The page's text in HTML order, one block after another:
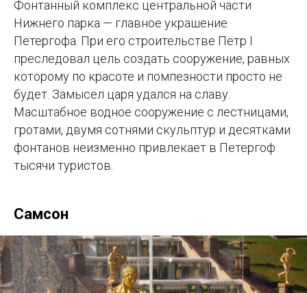
Фонтанный комплекс центральной части
Нижнего парка — главное украшение
Петергофа. При его строительстве Пётр I
преследовал цель создать сооружение, равных
которому по красоте и помпезности просто не
будет. Замысел царя удался на славу.
Масштабное водное сооружение с лестницами,
гротами, двумя сотнями скульптур и десятками
фонтанов неизменно привлекает в Петергоф
тысячи туристов.
Самсон